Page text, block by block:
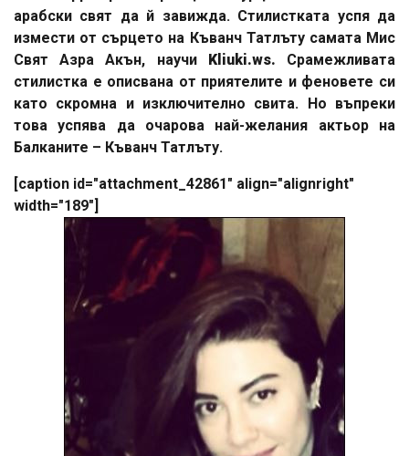
арабски свят да й завижда. Стилистката успя да
измести от сърцето на Къванч Татлъту самата Мис
Свят Азра Акън, научи Kliuki.ws. Срамежливата
стилистка е описвана от приятелите и феновете си
като скромна и изключително свита. Но въпреки
това успява да очарова най-желания актьор на
Балканите – Къванч Татлъту.
[caption id="attachment_42861" align="alignright"
width="189"]